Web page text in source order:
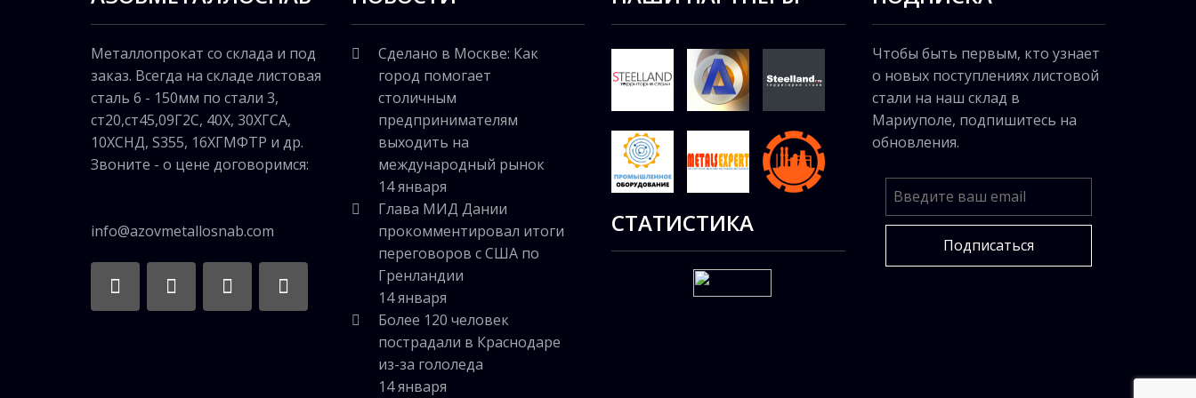
сварных конструкций...
Металлопрокат со склада и под
заказ. Всегда на складе листовая
сталь 6 - 150мм по стали 3,
ст20,ст45,09Г2С, 40Х, 30ХГСА,
10ХСНД, S355, 16ХГМФТР и др.
Звоните - о цене договоримся:
info@azovmetallosnab.com
Сделано в Москве: Как
город помогает
столичным
предпринимателям
выходить на
международный рынок
14 января
Глава МИД Дании
прокомментировал итоги
переговоров с США по
Гренландии
14 января
Более 120 человек
пострадали в Краснодаре
из-за гололеда
14 января
СТАТИСТИКА
Чтобы быть первым, кто узнает
о новых поступлениях листовой
стали на наш склад в
Мариуполе, подпишитесь на
обновления.
Подписаться